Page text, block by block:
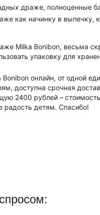
драже, полноценные
как начинку в выпечку,
Milka Bonibon, весьма
упаковку для
онлайн, от одной
доступна срочная
2400 рублей –
радость детям. Спасибо!